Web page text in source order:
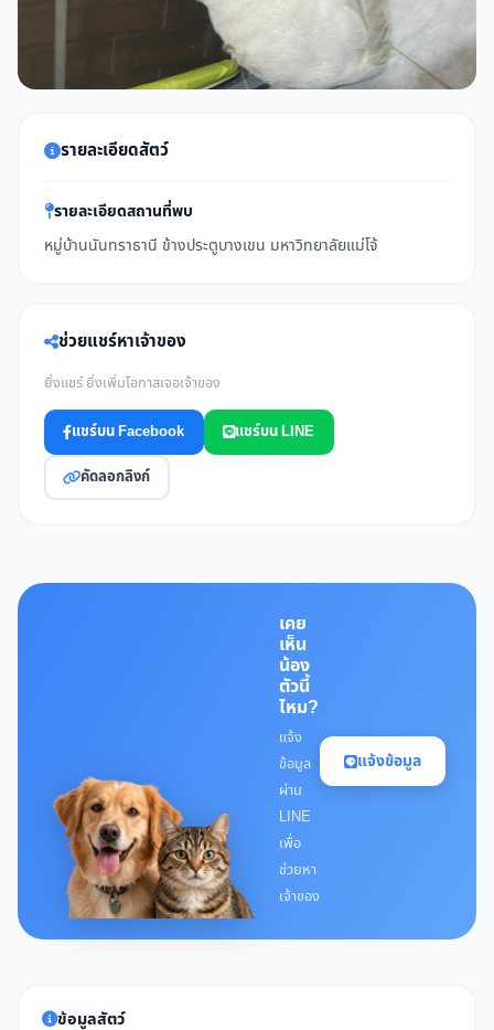
รายละเอียดสัตว์
รายละเอียดสถานที่พบ
หมู่บ้านนันทราธานี ข้างประตูบางเขน มหาวิทยาลัยแม่โจ้
ช่วยแชร์หาเจ้าของ
ยิ่งแชร์ ยิ่งเพิ่มโอกาสเจอเจ้าของ
แชร์บน Facebook แชร์บน LINE
คัดลอกลิงก์
เคย
เห็น
น้อง
ตัวนี้
ไหม?
แจ้ง
ข้อมูล
ผ่าน
LINE
เพื่อ
ช่วยหา
เจ้าของ
แจ้งข้อมูล
ข้อมูลสัตว์